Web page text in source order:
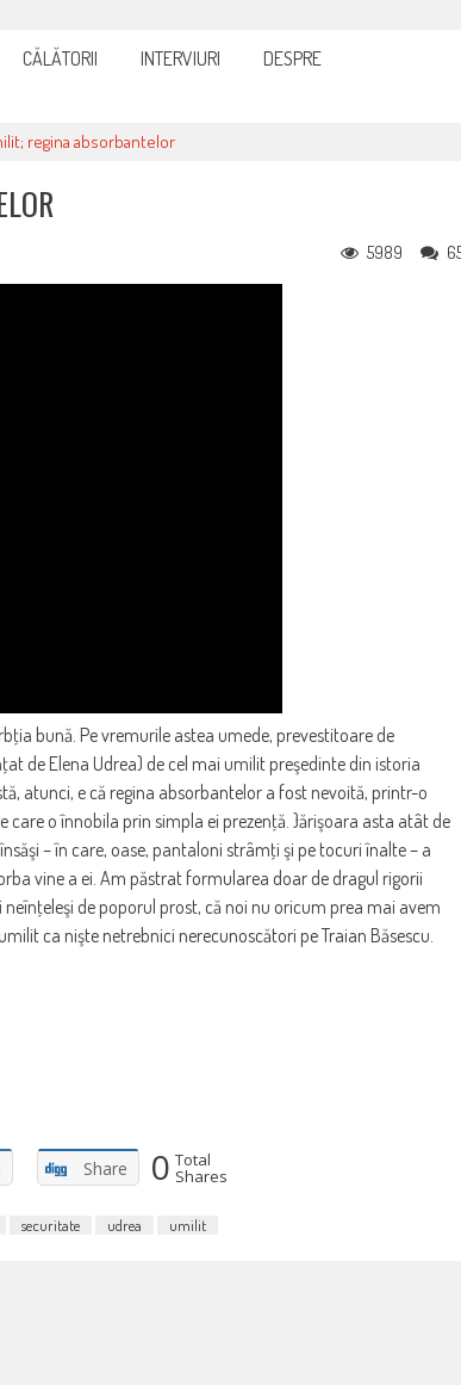
CĂLĂTORII INTERVIURI DESPRE
regina absorbantelor
5989
bună. Pe vremurile astea umede, prevestitoare de
de Elena Udrea) de cel mai umilit preşedinte din istoria
atunci, e că regina absorbantelor a fost nevoită, printr-o
o înnobila prin simpla ei prezenţă. }ărişoara asta atât de
– în care, oase, pantaloni strâmţi şi pe tocuri înalte – a
vine a ei. Am păstrat formularea doar de dragul rigorii
de poporul prost, că noi nu oricum prea mai avem
ca nişte netrebnici nerecunoscători pe Traian Băsescu.
Share 0 Total
Shares
securitate udrea umilit